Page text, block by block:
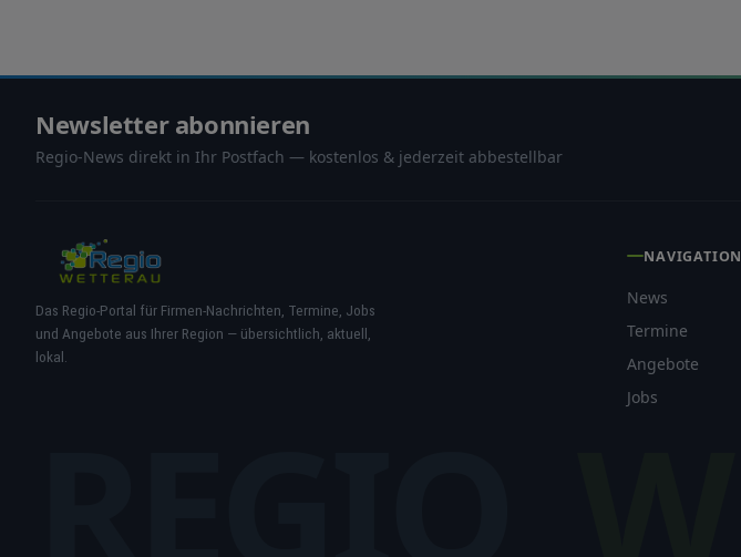
Newsletter abonnieren
Regio-News direkt in Ihr Postfach — kostenlos & jederzeit abbestellbar
Das Regio-Portal für Firmen-Nachrichten, Termine, Jobs
und Angebote aus Ihrer Region — übersichtlich, aktuell,
lokal.
NAVIGATION
News
Termine
Angebote
Jobs